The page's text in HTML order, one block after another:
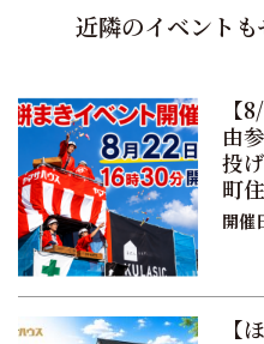
近隣のイベント
【
由
投
町
開催
【